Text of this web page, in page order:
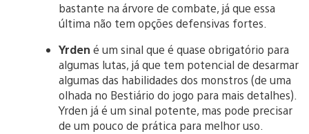
bastante na árvore de combate, já que essa
última não tem opções defensivas fortes.
Yrden é um sinal que é quase obrigatório para
algumas lutas, já que tem potencial de desarmar
algumas das habilidades dos monstros (de uma
olhada no Bestiário do jogo para mais detalhes).
Yrden já é um sinal potente, mas pode precisar
de um pouco de prática para melhor uso.